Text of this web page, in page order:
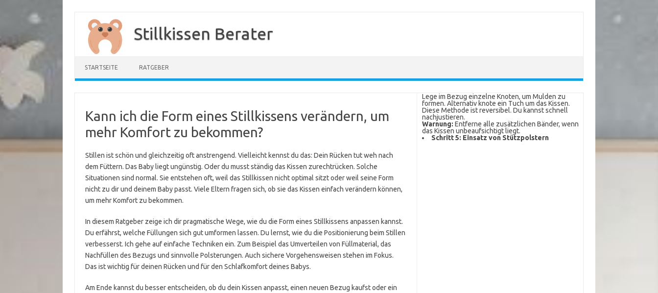
Inhalt
springen
Stillkissen Berater
STARTSEITE RATGEBER
Kann ich die Form eines Stillkissens verändern, um
mehr Komfort zu bekommen?
Stillen ist schön und gleichzeitig oft anstrengend. Vielleicht kennst du das: Dein Rücken tut weh nach
dem Füttern. Das Baby liegt ungünstig. Oder du musst ständig das Kissen zurechtrücken. Solche
Situationen sind normal. Sie entstehen oft, weil das Stillkissen nicht optimal sitzt oder weil seine Form
nicht zu dir und deinem Baby passt. Viele Eltern fragen sich, ob sie das Kissen einfach verändern können,
um mehr Komfort zu bekommen.
In diesem Ratgeber zeige ich dir pragmatische Wege, wie du die Form eines Stillkissens anpassen kannst.
Du erfährst, welche Füllungen sich gut umformen lassen. Du lernst, wie du die Positionierung beim Stillen
verbesserst. Ich gehe auf einfache Techniken ein. Zum Beispiel das Umverteilen von Füllmaterial, das
Nachfüllen des Bezugs und sinnvolle Polsterungen. Auch sichere Vorgehensweisen stehen im Fokus.
Das ist wichtig für deinen Rücken und für den Schlafkomfort deines Babys.
Am Ende kannst du besser entscheiden, ob du dein Kissen anpasst, einen neuen Bezug kaufst oder ein
Lege im Bezug einzelne Knoten, um Mulden zu
formen. Alternativ knote ein Tuch um das Kissen.
Diese Methode ist reversibel. Du kannst schnell
nachjustieren.
Warnung: Entferne alle zusätzlichen Bänder, wenn
das Kissen unbeaufsichtigt liegt.
Schritt 5: Einsatz von Stützpolstern